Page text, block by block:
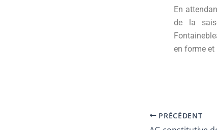
En
de la
en forme et
PRÉCÉDENT